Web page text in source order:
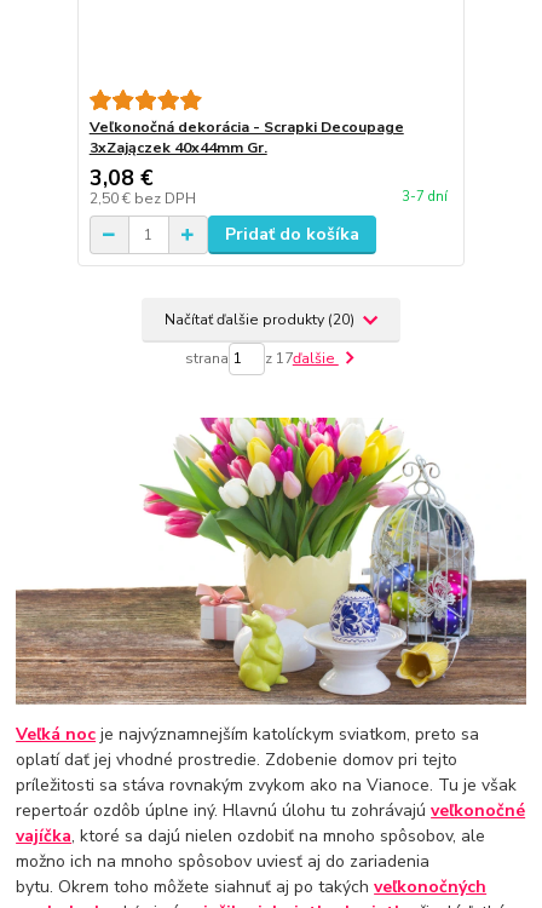
Veľkonočná dekorácia - Scrapki Decoupage
3xZajączek 40x44mm Gr.
3,08 €
2,50 € bez DPH 3-7 dní
Pridať do košíka
Načítať ďalšie produkty (20)
strana z 17ďalšie
Veľká noc je najvýznamnejším katolíckym sviatkom, preto sa
oplatí dať jej vhodné prostredie. Zdobenie domov pri tejto
príležitosti sa stáva rovnakým zvykom ako na Vianoce. Tu je však
repertoár ozdôb úplne iný. Hlavnú úlohu tu zohrávajúveľkonočné
vajíčka, ktoré sa dajú nielen ozdobiť na mnoho spôsobov, ale
možno ich na mnoho spôsobov uviesť aj do zariadenia
bytu. Okrem toho môžete siahnuť aj po takýchveľkonočných